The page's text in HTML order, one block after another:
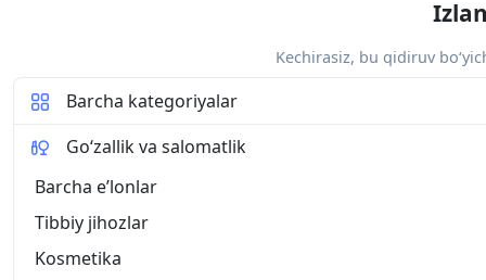
Kechirasiz, bu qidiruv
Barcha kategoriyalar
Go‘zallik va salomatlik
Barcha eʼlonlar
Tibbiy jihozlar
Kosmetika